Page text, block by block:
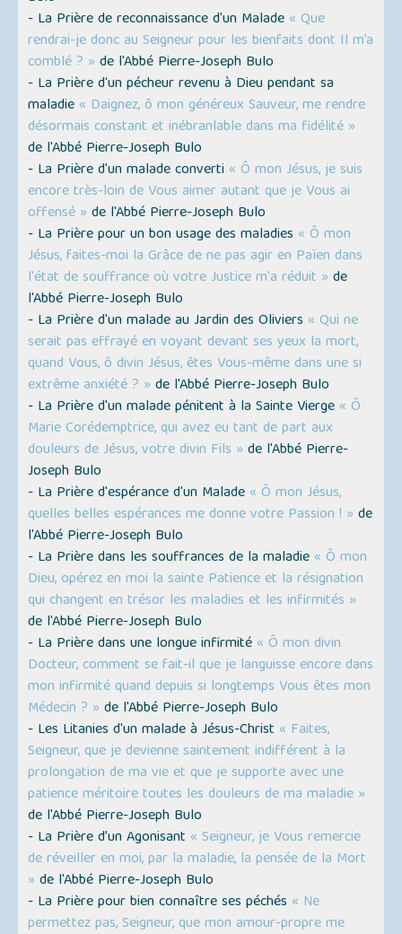
- La Prière de reconnaissance d'un Malade « Que
rendrai-je donc au Seigneur pour les bienfaits dont Il m’a
comblé ? » de l'Abbé Pierre-Joseph Bulo
- La Prière d'un pécheur revenu à Dieu pendant sa
maladie « Daignez, ô mon généreux Sauveur, me rendre
désormais constant et inébranlable dans ma fidélité »
de l'Abbé Pierre-Joseph Bulo
- La Prière d'un malade converti « Ô mon Jésus, je suis
encore très-loin de Vous aimer autant que je Vous ai
offensé » de l'Abbé Pierre-Joseph Bulo
- La Prière pour un bon usage des maladies « Ô mon
Jésus, faites-moi la Grâce de ne pas agir en Païen dans
l'état de souffrance où votre Justice m'a réduit » de
l'Abbé Pierre-Joseph Bulo
- La Prière d'un malade au Jardin des Oliviers « Qui ne
serait pas effrayé en voyant devant ses yeux la mort,
quand Vous, ô divin Jésus, êtes Vous-même dans une si
extrême anxiété ? » de l'Abbé Pierre-Joseph Bulo
- La Prière d'un malade pénitent à la Sainte Vierge « Ô
Marie Corédemptrice, qui avez eu tant de part aux
douleurs de Jésus, votre divin Fils » de l'Abbé Pierre-
Joseph Bulo
- La Prière d'espérance d'un Malade « Ô mon Jésus,
quelles belles espérances me donne votre Passion ! » de
l'Abbé Pierre-Joseph Bulo
- La Prière dans les souffrances de la maladie « Ô mon
Dieu, opérez en moi la sainte Patience et la résignation
qui changent en trésor les maladies et les infirmités »
de l'Abbé Pierre-Joseph Bulo
- La Prière dans une longue infirmité « Ô mon divin
Docteur, comment se fait-il que je languisse encore dans
mon infirmité quand depuis si longtemps Vous êtes mon
Médecin ? » de l'Abbé Pierre-Joseph Bulo
- Les Litanies d'un malade à Jésus-Christ « Faites,
Seigneur, que je devienne saintement indifférent à la
prolongation de ma vie et que je supporte avec une
patience méritoire toutes les douleurs de ma maladie »
de l'Abbé Pierre-Joseph Bulo
- La Prière d’un Agonisant « Seigneur, je Vous remercie
de réveiller en moi, par la maladie, la pensée de la Mort
» de l'Abbé Pierre-Joseph Bulo
- La Prière pour bien connaître ses péchés « Ne
permettez pas, Seigneur, que mon amour-propre me